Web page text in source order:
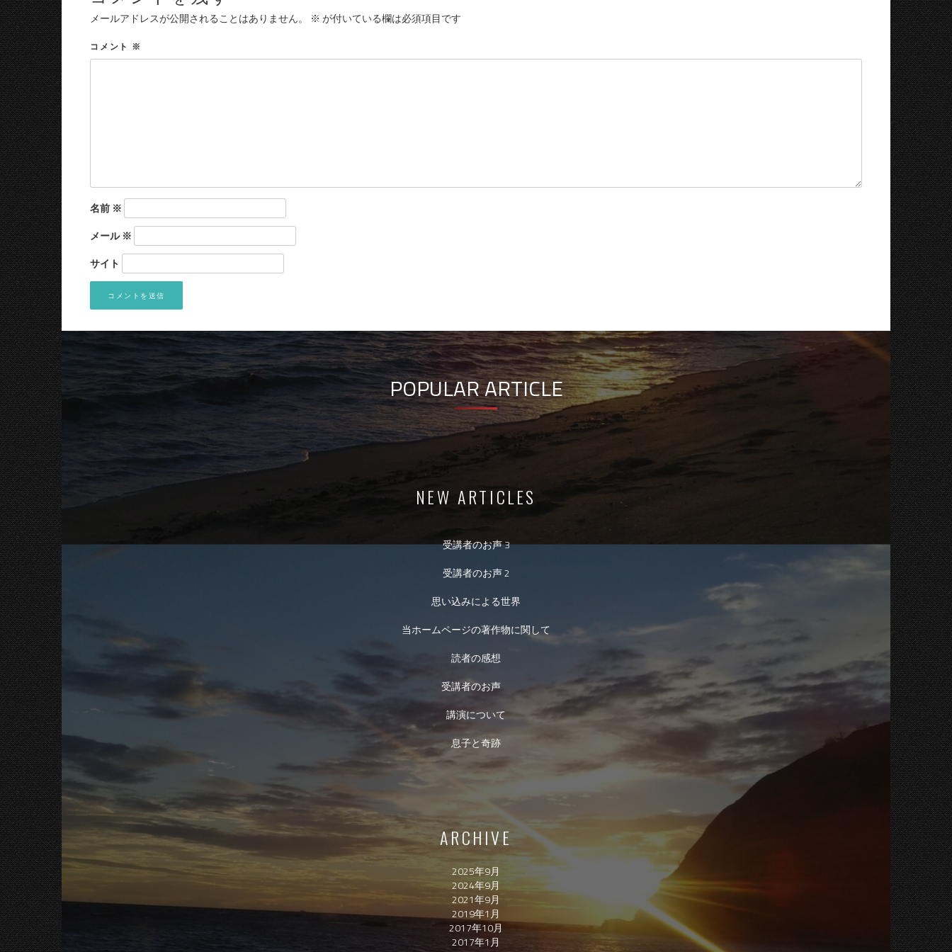
メールアドレスが公開されることはありません。 ※ が付いている欄は必須項目です
コメント ※
名前 ※
メール※
サイト
POPULAR ARTICLE
NEW ARTICLES
受講者のお声 3
受講者のお声 2
思い込みによる世界
当ホームページの著作物に関して
読者の感想
受講者のお声
講演について
息子と奇跡
ARCHIVE
2025年9月
2024年9月
2021年9月
2019年1月
2017年10月
2017年1月